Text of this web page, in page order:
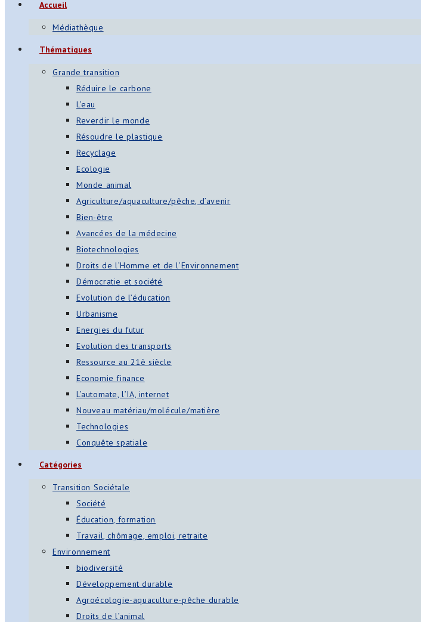
Accueil
Médiathèque
Thématiques
Grande transition
Réduire le carbone
L’eau
Reverdir le monde
Résoudre le plastique
Recyclage
Ecologie
Monde animal
Agriculture/aquaculture/pêche, d’avenir
Bien-être
Avancées de la médecine
Biotechnologies
Droits de l’Homme et de l’Environnement
Démocratie et société
Evolution de l’éducation
Urbanisme
Energies du futur
Evolution des transports
Ressource au 21è siècle
Economie finance
L’automate, l’IA, internet
Nouveau matériau/molécule/matière
Technologies
Conquête spatiale
Catégories
Transition Sociétale
Société
Éducation, formation
Travail, chômage, emploi, retraite
Environnement
biodiversité
Développement durable
Agroécologie-aquaculture-pêche durable
Droits de l’animal